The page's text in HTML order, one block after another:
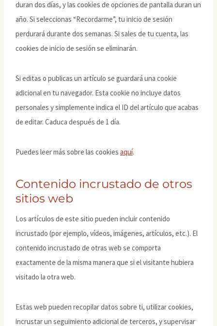
duran dos días, y las cookies de opciones de pantalla duran un
año. Si seleccionas “Recordarme”, tu inicio de sesión
perdurará durante dos semanas. Si sales de tu cuenta, las
cookies de inicio de sesión se eliminarán.
Si editas o publicas un artículo se guardará una cookie
adicional en tu navegador. Esta cookie no incluye datos
personales y simplemente indica el ID del artículo que acabas
de editar. Caduca después de 1 día.
Puedes leer más sobre las cookies aquí.
Contenido incrustado de otros
sitios web
Los artículos de este sitio pueden incluir contenido
incrustado (por ejemplo, vídeos, imágenes, artículos, etc.). El
contenido incrustado de otras web se comporta
exactamente de la misma manera que si el visitante hubiera
visitado la otra web.
Estas web pueden recopilar datos sobre ti, utilizar cookies,
incrustar un seguimiento adicional de terceros, y supervisar